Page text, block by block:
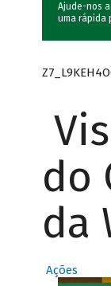
Ajude-nos
uma rápida
do
da
Ações